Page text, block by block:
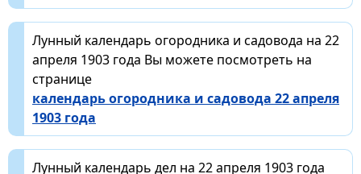
Лунный календарь огородника и садовода на 22
апреля 1903 года Вы можете посмотреть на
странице
календарь огородника и садовода 22 апреля
1903 года
Лунный календарь дел на 22 апреля 1903 года